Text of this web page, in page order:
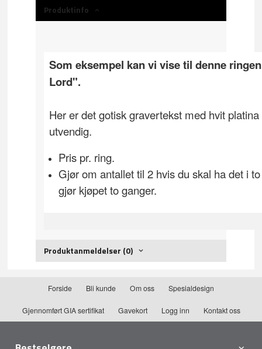
Produktinfo
Som eksempel kan vi vise til denne
Lord".
Her er det gotisk gravertekst med hvit
utvendig.
Pris pr. ring.
Gjør om antallet til 2 hvis du skal ha det i
gjør kjøpet to ganger.
Produktanmeldelser (0)
Forside Bli kunde Om oss Spesialdesign
Gjennomført GIA sertifikat Gavekort Logg inn Kontakt oss